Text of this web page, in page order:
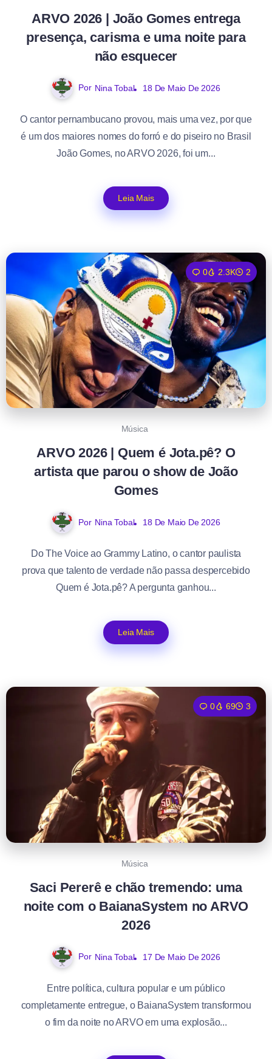
ARVO 2026 | João Gomes entrega
presença, carisma e uma noite para
não esquecer
Por Nina Tobal 18 De Maio De 2026
O cantor pernambucano provou, mais uma vez, por que
é um dos maiores nomes do forró e do piseiro no Brasil
João Gomes, no ARVO 2026, foi um...
Leia Mais
0 2.3K 2
Música
ARVO 2026 | Quem é Jota.pê? O
artista que parou o show de João
Gomes
Por Nina Tobal 18 De Maio De 2026
Do The Voice ao Grammy Latino, o cantor paulista
prova que talento de verdade não passa despercebido
Quem é Jota.pê? A pergunta ganhou...
Leia Mais
0 69 3
Música
Saci Pererê e chão tremendo: uma
noite com o BaianaSystem no ARVO
2026
Por Nina Tobal 17 De Maio De 2026
Entre política, cultura popular e um público
completamente entregue, o BaianaSystem transformou
o fim da noite no ARVO em uma explosão...